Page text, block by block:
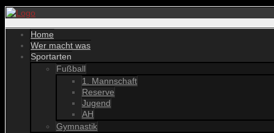
Home
Wer macht was
Sportarten
Fußball
1. Mannschaft
Reserve
Jugend
AH
Gymnastik